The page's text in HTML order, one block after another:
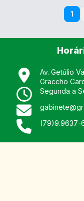
1
Av. Getúlio
Graccho
Segunda a
(79)9.9637-